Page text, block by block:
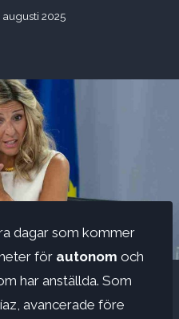
augusti 2025
dagar som kommer
för autonom och
har anställda. Som
avancerade före